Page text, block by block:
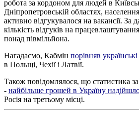
робота за кордоном для людей в
Дніпропетровській областях,
активно відгукувалося на вакансії.
кількість відгуків на
понад півмільйона.
Нагадаємо, Кабмін порівняв
в Польщі, Чехії і Латвії.
Також повідомлялося, що статистика
- найбільше грошей в Україну
Росія на третьому місці.